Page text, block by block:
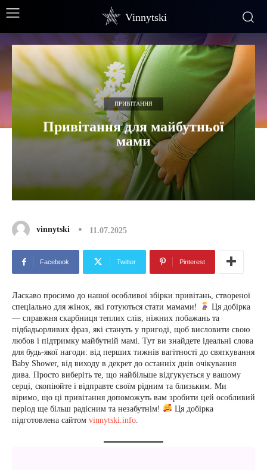
Vinnytski
ПРИВІТАННЯ
Привітання для майбутньої
мами
vinnytski 11.07.2025
Facebook Twitter Pinterest
Ласкаво просимо до нашої особливої збірки привітань, створеної
спеціально для жінок, які готуються стати мамами!
Ця добірка
— справжня скарбниця теплих слів, ніжних побажань та
підбадьорливих фраз, які стануть у пригоді, щоб висловити свою
любов і підтримку майбутній мамі. Тут ви знайдете ідеальні слова
для будь-якої нагоди: від перших тижнів вагітності до святкування
Baby Shower, від виходу в декрет до останніх днів очікування
дива. Просто виберіть те, що найбільше відгукується у вашому
серці, скопіюйте і відправте своїм рідним та близьким. Ми
віримо, що ці привітання допоможуть вам зробити цей особливий
період ще більш радісним та незабутнім!
Ця добірка
підготовлена сайтом vinnytski.info.